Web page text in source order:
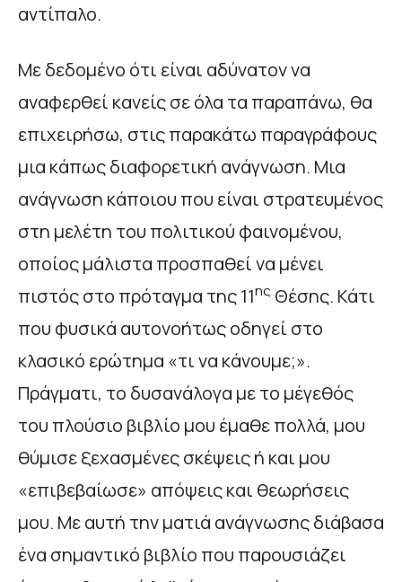
αντίπαλο.
Με δεδομένο ότι είναι αδύνατον να
αναφερθεί κανείς σε όλα τα παραπάνω, θα
επιχειρήσω, στις παρακάτω παραγράφους
μια κάπως διαφορετική ανάγνωση. Μια
ανάγνωση κάποιου που είναι στρατευμένος
στη μελέτη του πολιτικού φαινομένου,
οποίος μάλιστα προσπαθεί να μένει
πιστός στο πρόταγμα της 11ης Θέσης. Κάτι
που φυσικά αυτονοήτως οδηγεί στο
κλασικό ερώτημα «τι να κάνουμε;».
Πράγματι, το δυσανάλογα με το μέγεθός
του πλούσιο βιβλίο μου έμαθε πολλά, μου
θύμισε ξεχασμένες σκέψεις ή και μου
«επιβεβαίωσε» απόψεις και θεωρήσεις
μου. Με αυτή την ματιά ανάγνωσης διάβασα
ένα σημαντικό βιβλίο που παρουσιάζει